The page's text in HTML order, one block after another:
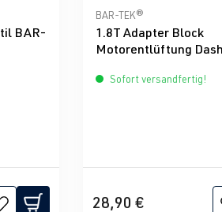
von 4.31 von 5 Sternen
BAR-
Durchschnittliche
BAR-TEK®
1.8T Adapter Block
Motorentlüftung
Sofort versandfertig!
28,90 €